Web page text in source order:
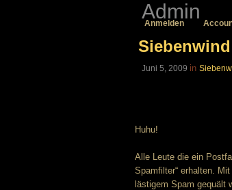
Admin
Anmelden
Juni 5, 2009 in
Huhu!
Alle Leute die ein
Spamfilter“ erhalten.
lästigem Spam gequält